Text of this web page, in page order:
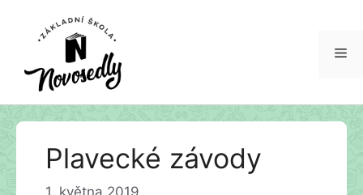
Přeskočit
Plavecké závody
1. května 2019